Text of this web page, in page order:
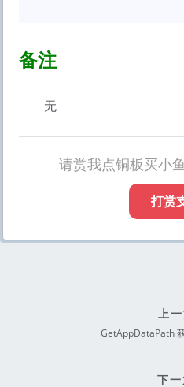
备注
无
请赏我点铜板买小
打赏
上
GetAppDataPath
下一